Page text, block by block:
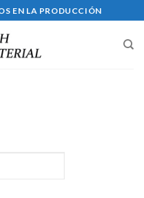
EN LA PRODUCCIÓN